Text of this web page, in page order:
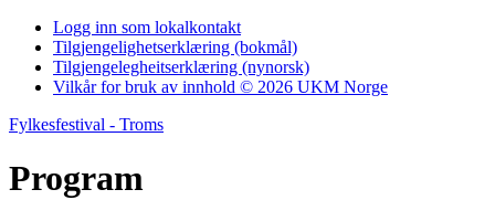
Logg inn som lokalkontakt
Tilgjengelighetserklæring (bokmål)
Tilgjengelegheitserklæring (nynorsk)
Vilkår for bruk av innhold © 2026 UKM Norge
Fylkesfestival - Troms
Program